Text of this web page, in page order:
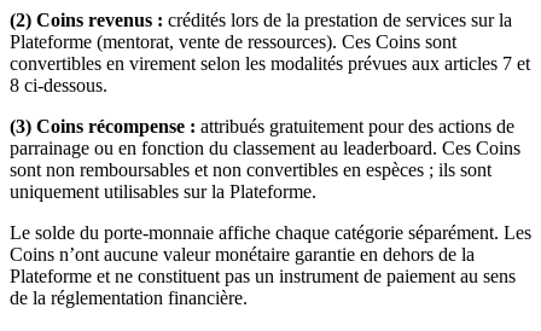
(2) Coins revenus : crédités lors de la prestation de services sur la
Plateforme (mentorat, vente de ressources). Ces Coins sont
convertibles en virement selon les modalités prévues aux articles 7 et
8 ci-dessous.
(3) Coins récompense : attribués gratuitement pour des actions de
parrainage ou en fonction du classement au leaderboard. Ces Coins
sont non remboursables et non convertibles en espèces ; ils sont
uniquement utilisables sur la Plateforme.
Le solde du porte-monnaie affiche chaque catégorie séparément. Les
Coins n’ont aucune valeur monétaire garantie en dehors de la
Plateforme et ne constituent pas un instrument de paiement au sens
de la réglementation financière.